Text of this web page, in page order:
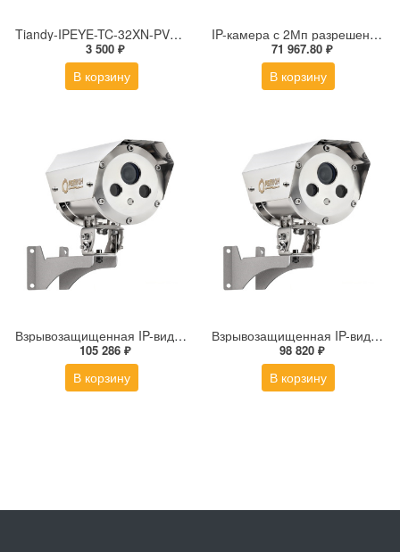
Tiandy-IPEYE-TC-32XN-PVZ 2Мп купольная «турель» IP камера с фиксированным объективом, серия SPARK со встроенным агентом IPEYE для ПВЗ
3 500 ₽
В корзину
IP-камера с 2Мп разрешением DS-2DE4225IW-DE(S5)
71 967.80 ₽
В корзину
Взрывозащищенная IP-видеокамера Релион Релион-Exd-Н-100-ИК-IP5Мп2.7-13.5Z-PoE-SD-МК-TR
105 286 ₽
В корзину
Взрывозащищенная IP-видеокамера Релион Релион-Exd-Н-100-ИК-IP5Мп2.8mm-PoE-МК-TR
98 820 ₽
В корзину